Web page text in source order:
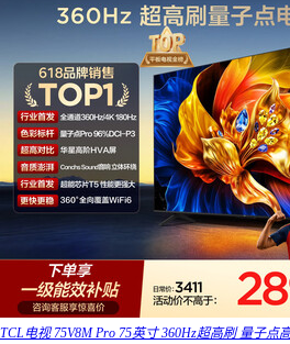
TCL电视 75V8M Pro 75英寸 360Hz超高刷 量子点